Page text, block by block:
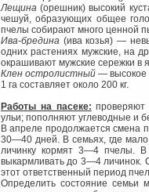
Лещина(орешник) высокий
чешуй, образующих общее
пчелы собирают много ценной
Ива-бредина (ива козья) —
одних растениях мужские, на
окрашивают мужские сережки в
Клен остролистный — высокое
1 га составляет около 200 кг.
Работы на пасеке:
ульи; пополняют углеводные и
В апреле продолжается смена
30—40 дней. В семьях, где
личинку кормят 3—4 пчелы. В
выкармливать до 3—4 личинок.
этот ответственный период
Определить состояние семьи